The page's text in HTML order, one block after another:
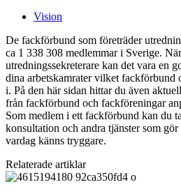
Vision
De fackförbund som företräder
ca 1 338 308 medlemmar i Sverige.
utredningssekreterare kan det vara en
dina arbetskamrater vilket fackförbund
i. På den här sidan hittar du även
från fackförbund och fackföreningar
Som medlem i ett fackförbund kan du
konsultation och andra tjänster som
vardag känns tryggare.
Relaterade artiklar